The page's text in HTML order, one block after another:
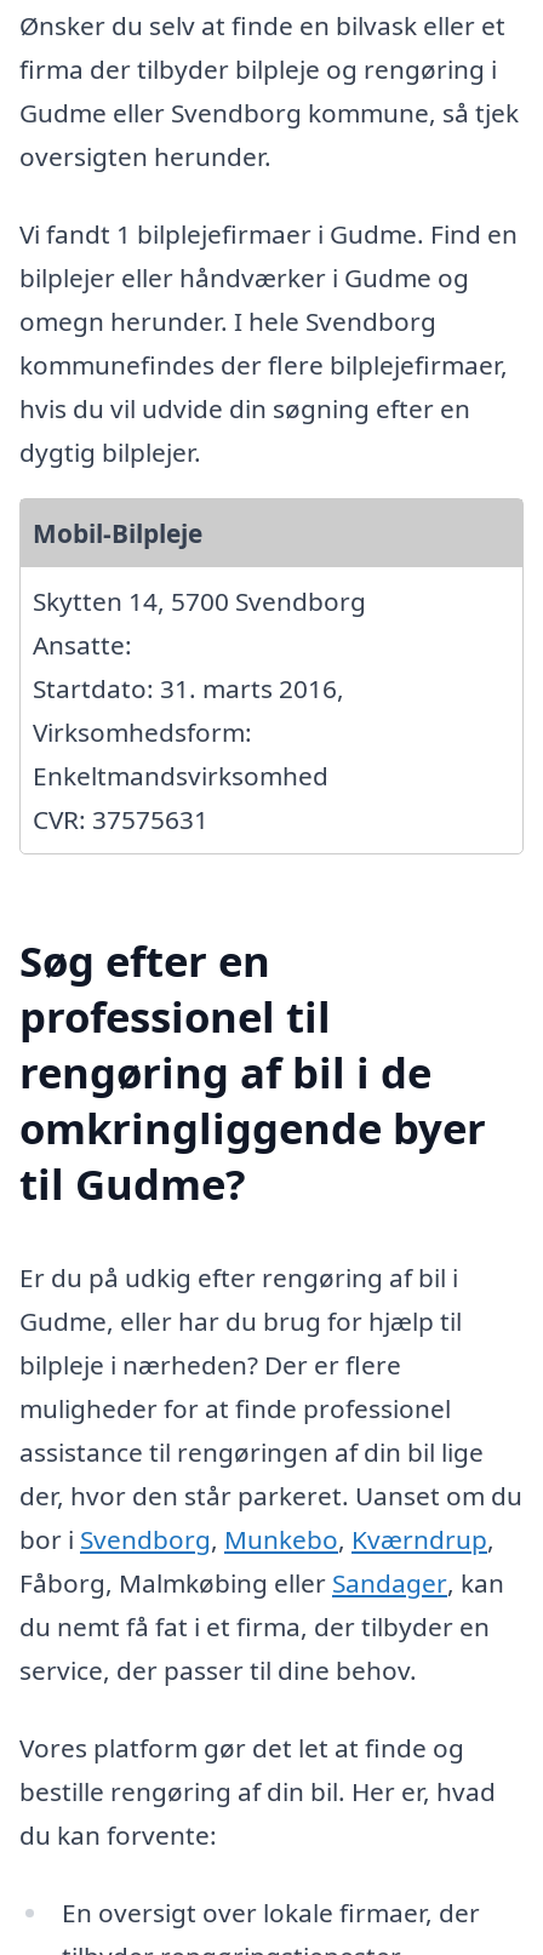
Ønsker du selv at finde en bilvask eller et
firma der tilbyder bilpleje og rengøring i
Gudme eller Svendborg kommune, så tjek
oversigten herunder.
Vi fandt 1 bilplejefirmaer i Gudme. Find en
bilplejer eller håndværker i Gudme og
omegn herunder. I hele Svendborg
kommunefindes der flere bilplejefirmaer,
hvis du vil udvide din søgning efter en
dygtig bilplejer.
Mobil-Bilpleje
Skytten 14, 5700 Svendborg
Ansatte:
Startdato: 31. marts 2016,
Virksomhedsform:
Enkeltmandsvirksomhed
CVR: 37575631
Søg efter en
professionel til
rengøring af bil i de
omkringliggende byer
til Gudme?
Er du på udkig efter rengøring af bil i
Gudme, eller har du brug for hjælp til
bilpleje i nærheden? Der er flere
muligheder for at finde professionel
assistance til rengøringen af din bil lige
der, hvor den står parkeret. Uanset om du
bor i Svendborg, Munkebo, Kværndrup,
Fåborg, Malmkøbing eller Sandager, kan
du nemt få fat i et firma, der tilbyder en
service, der passer til dine behov.
Vores platform gør det let at finde og
bestille rengøring af din bil. Her er, hvad
du kan forvente:
En oversigt over lokale firmaer, der